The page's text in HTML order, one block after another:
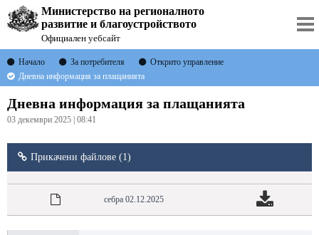
Министерство на регионалното
развитие и благоустройството
Официален уебсайт
Начало За потребителя
Открито управление
Дневна информация за плащанията
Дневна информация за плащанията
03 декември 2025 | 08:41
Прикачени файлове (1)
себра 02.12.2025